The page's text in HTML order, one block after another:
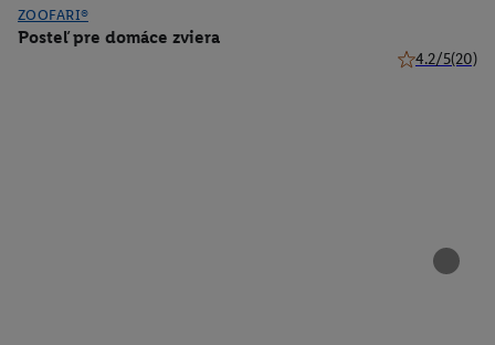
ZOOFARI®
Posteľ pre domáce zviera
4.2/5(20)